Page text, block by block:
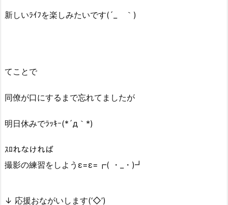
新しいﾗｲﾌを楽しみたいです(´_ゝ｀)
てことで
同僚が口にするまで忘れてましたが
明日休みでﾗｯｷｰ(*´д｀*)
ｽﾛれなければ
撮影の練習をしようε=ε=┏( ・_・)┛
↓ 応援おながいします(‘◇’)ゞ